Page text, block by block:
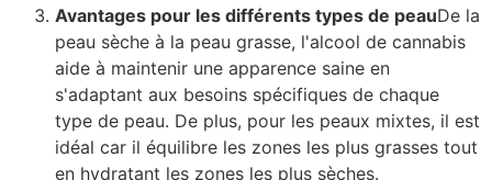
Avantages pour les différents types de peauDe la
peau sèche à la peau grasse, l'alcool de cannabis
aide à maintenir une apparence saine en
s'adaptant aux besoins spécifiques de chaque
type de peau. De plus, pour les peaux mixtes, il est
idéal car il équilibre les zones les plus grasses tout
en hydratant les zones les plus sèches.